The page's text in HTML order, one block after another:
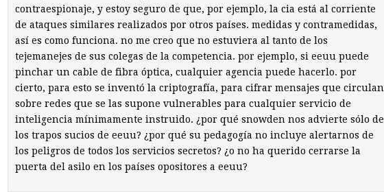
contraespionaje, y estoy seguro de que, por ejemplo, la cia está al corriente
de ataques similares realizados por otros países. medidas y contramedidas,
así es como funciona. no me creo que no estuviera al tanto de los
tejemanejes de sus colegas de la competencia. por ejemplo, si eeuu puede
pinchar un cable de fibra óptica, cualquier agencia puede hacerlo. por
cierto, para esto se inventó la criptografía, para cifrar mensajes que circulan
sobre redes que se las supone vulnerables para cualquier servicio de
inteligencia mínimamente instruido. ¿por qué snowden nos advierte sólo de
los trapos sucios de eeuu? ¿por qué su pedagogía no incluye alertarnos de
los peligros de todos los servicios secretos? ¿o no ha querido cerrarse la
puerta del asilo en los países opositores a eeuu?